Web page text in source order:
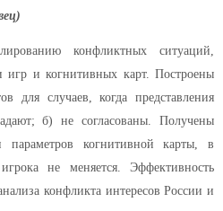
конфликтных ситуаций,
и когнитивных карт. Построены
для случаев, когда представления
б) не согласованы. Получены
параметров когнитивной карты, в
не меняется. Эффективность
конфликта интересов России и